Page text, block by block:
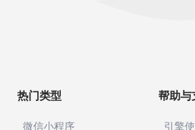
热门类型
微信小程序
帮助与
引擎